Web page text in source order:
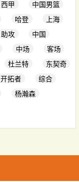
西甲
中国男篮
哈登
上海
助攻
中国
中场
客场
杜兰特
东契奇
开拓者
综合
杨瀚森